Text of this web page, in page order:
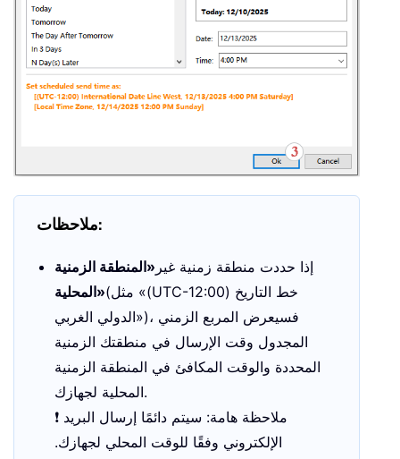
ملاحظات:
إذا حددت منطقة زمنية غير «المنطقة الزمنية
المحلية»(مثل «(UTC-12:00) خط التاريخ
الدولي الغربي»)، فسيعرض المربع الزمني
المجدول وقت الإرسال في منطقتك الزمنية
المحددة والوقت المكافئ في المنطقة الزمنية
المحلية لجهازك.
❗ ملاحظة هامة: سيتم دائمًا إرسال البريد
الإلكتروني وفقًا للوقت المحلي لجهازك.